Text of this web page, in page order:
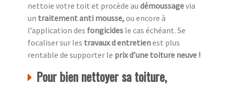
nettoie votre toit et procède au démoussagevia
un traitement anti mousse,ou encore à
l’application des fongicides le cas échéant. Se
focaliser sur les travaux d entretienest plus
rentable de supporter le prix d’une toiture neuve !
Pour bien nettoyer sa toiture,